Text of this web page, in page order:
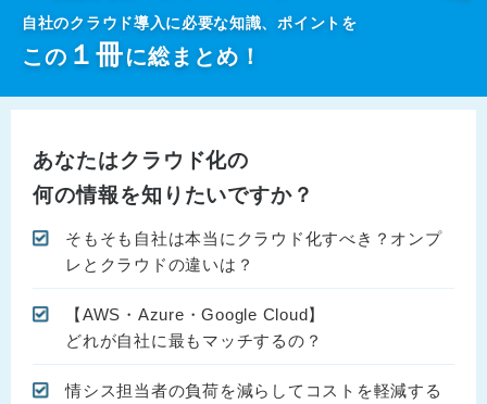
自社のクラウド導入に必要な知識、ポイントを
この １冊に総まとめ！
あなたはクラウド化の
何の情報を知りたいですか？
そもそも自社は本当にクラウド化すべき？オンプ
レとクラウドの違いは？
【AWS・Azure・Google Cloud】
どれが自社に最もマッチするの？
情シス担当者の負荷を減らしてコストを軽減する